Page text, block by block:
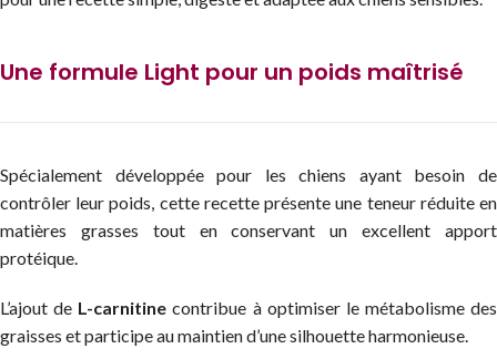
Une formule Light pour un poids maîtrisé
Spécialement développée pour les chiens ayant besoin de
contrôler leur poids, cette recette présente une teneur réduite en
matières grasses tout en conservant un excellent apport
protéique.
L’ajout de L-carnitine contribue à optimiser le métabolisme des
graisses et participe au maintien d’une silhouette harmonieuse.